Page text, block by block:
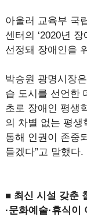
아울러 교육부 국
센터의 ‘2020년
선정돼 장애인을
박승원 광명시장
습 도시를 선언한
초로 장애인 평생
의 차별 없는 평생
통해 인권이 존중
들겠다”고 말했다.
■ 최신 시설 갖춘
·문화예술·휴식